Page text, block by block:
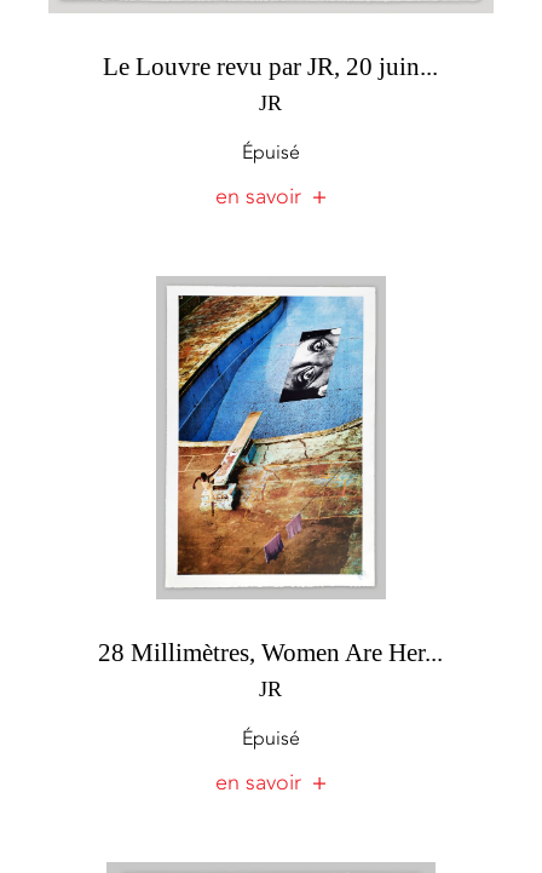
Le Louvre revu par JR, 20 juin...
JR
Épuisé
en savoir
28 Millimètres, Women Are Her...
JR
Épuisé
en savoir